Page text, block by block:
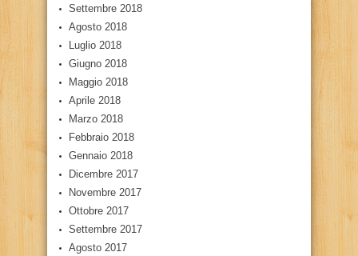
Settembre 2018
Agosto 2018
Luglio 2018
Giugno 2018
Maggio 2018
Aprile 2018
Marzo 2018
Febbraio 2018
Gennaio 2018
Dicembre 2017
Novembre 2017
Ottobre 2017
Settembre 2017
Agosto 2017